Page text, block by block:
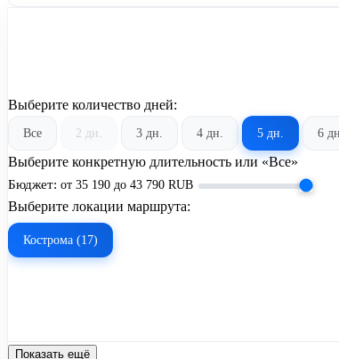
Выберите количество дней:
Все 2 дн. 3 дн. 4 дн. 5 дн. 6 дн.
Выберите конкретную длительность или «Все»
Бюджет: от 35 190 до 43 790 RUB
Выберите локации маршрута:
Кострома (17)
Показать ещё